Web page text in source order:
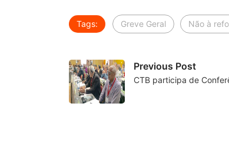
Tags: Greve Geral Não à
Previous Post
CTB participa de